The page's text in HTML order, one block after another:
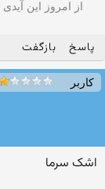
از امروز این
پاسخ بازگفت
کاربر
اشک سرما